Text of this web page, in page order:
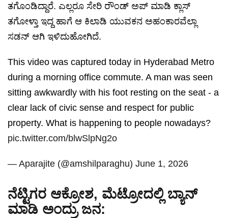
ತಗೊಂಡಿದ್ದಾರೆ. ಎಲ್ಲರೂ ಸೇರಿ ರೌಂಡ್ ಅಪ್ ಮಾಡಿ ಕ್ಲಾಸ್
ತಗೋಳ್ತಾ ಇದ್ದ ಹಾಗೆ ಆ ಕಿಲಾಡಿ ಯುವಕನ ಅಹಂಕಾರವೆಲ್ಲಾ
ಸಡನ್ ಆಗಿ ಇಳಿದುಹೋಗಿದೆ.
This video was captured today in Hyderabad Metro
during a morning office commute. A man was seen
sitting awkwardly with his foot resting on the seat - a
clear lack of civic sense and respect for public
property. What is happening to people nowadays?
pic.twitter.com/blwSlpNg2o
— Aparajite (@amshilparaghu) June 1, 2026
ನೆಟ್ಟಿಗರ ಆಕ್ರೋಶ, ಮೆಟ್ರೋದಲ್ಲಿ ಬ್ಯಾನ್
ಮಾಡಿ ಅಂದ್ರು ಜನ: